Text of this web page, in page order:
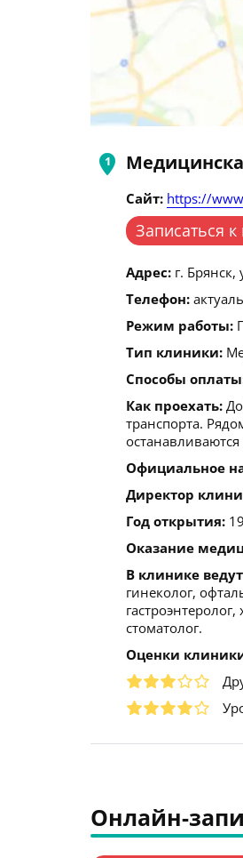
Сайт: https://
Записаться к
Адрес: г. Брянск,
Телефон:
Режим работы:
Тип клиники:
Способы
Как проехать:
транспорта.
Официальное
Директор
Год открытия:
Оказание
В клинике
гинеколог,
стоматолог.
Оценки
Онлайн-